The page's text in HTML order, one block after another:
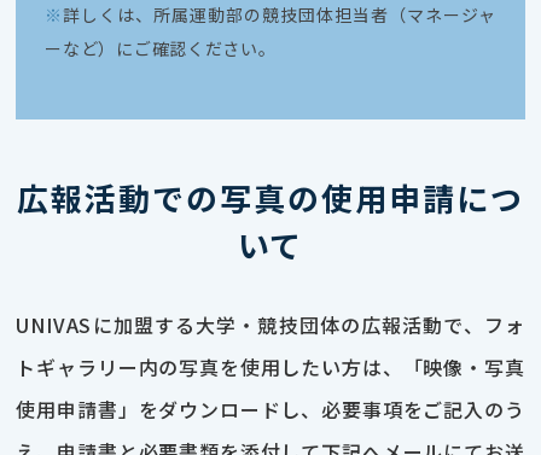
※ 詳しくは、所属運動部の競技団体担当者（マネージャ
ーなど）にご確認ください。
広報活動での写真の使用申請につ
いて
UNIVASに加盟する大学・競技団体の広報活動で、フォ
トギャラリー内の写真を使用したい方は、「映像・写真
使用申請書」をダウンロードし、必要事項をご記入のう